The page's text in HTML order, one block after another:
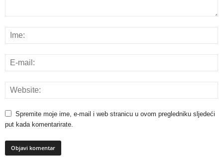
Spremite moje ime, e-mail i web stranicu u ovom pregledniku sljedeći
put kada komentarirate.